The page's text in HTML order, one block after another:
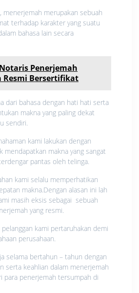
menerjemah merupakan sebuah
terhadap karakter yang suatu
bahasa lain secara
Notaris Penerjemah
Resmi Bersertifikat
dari bahasa dengan hati hati serta
makna yang paling dekat
sendiri.
kami lakukan dengan
mendapatkan makna yang sangat
pantas oleh telinga.
kami selalu memperhatikan
makna.Dengan alasan ini lah
masih eksis sebagai sebuah
yang resmi.
pelanggan kami pertaruhakan demi
perusahaan.
selama bertahun – tahun dengan
serta keahlian dalam menerjemah
para penerjemah tersumpah di